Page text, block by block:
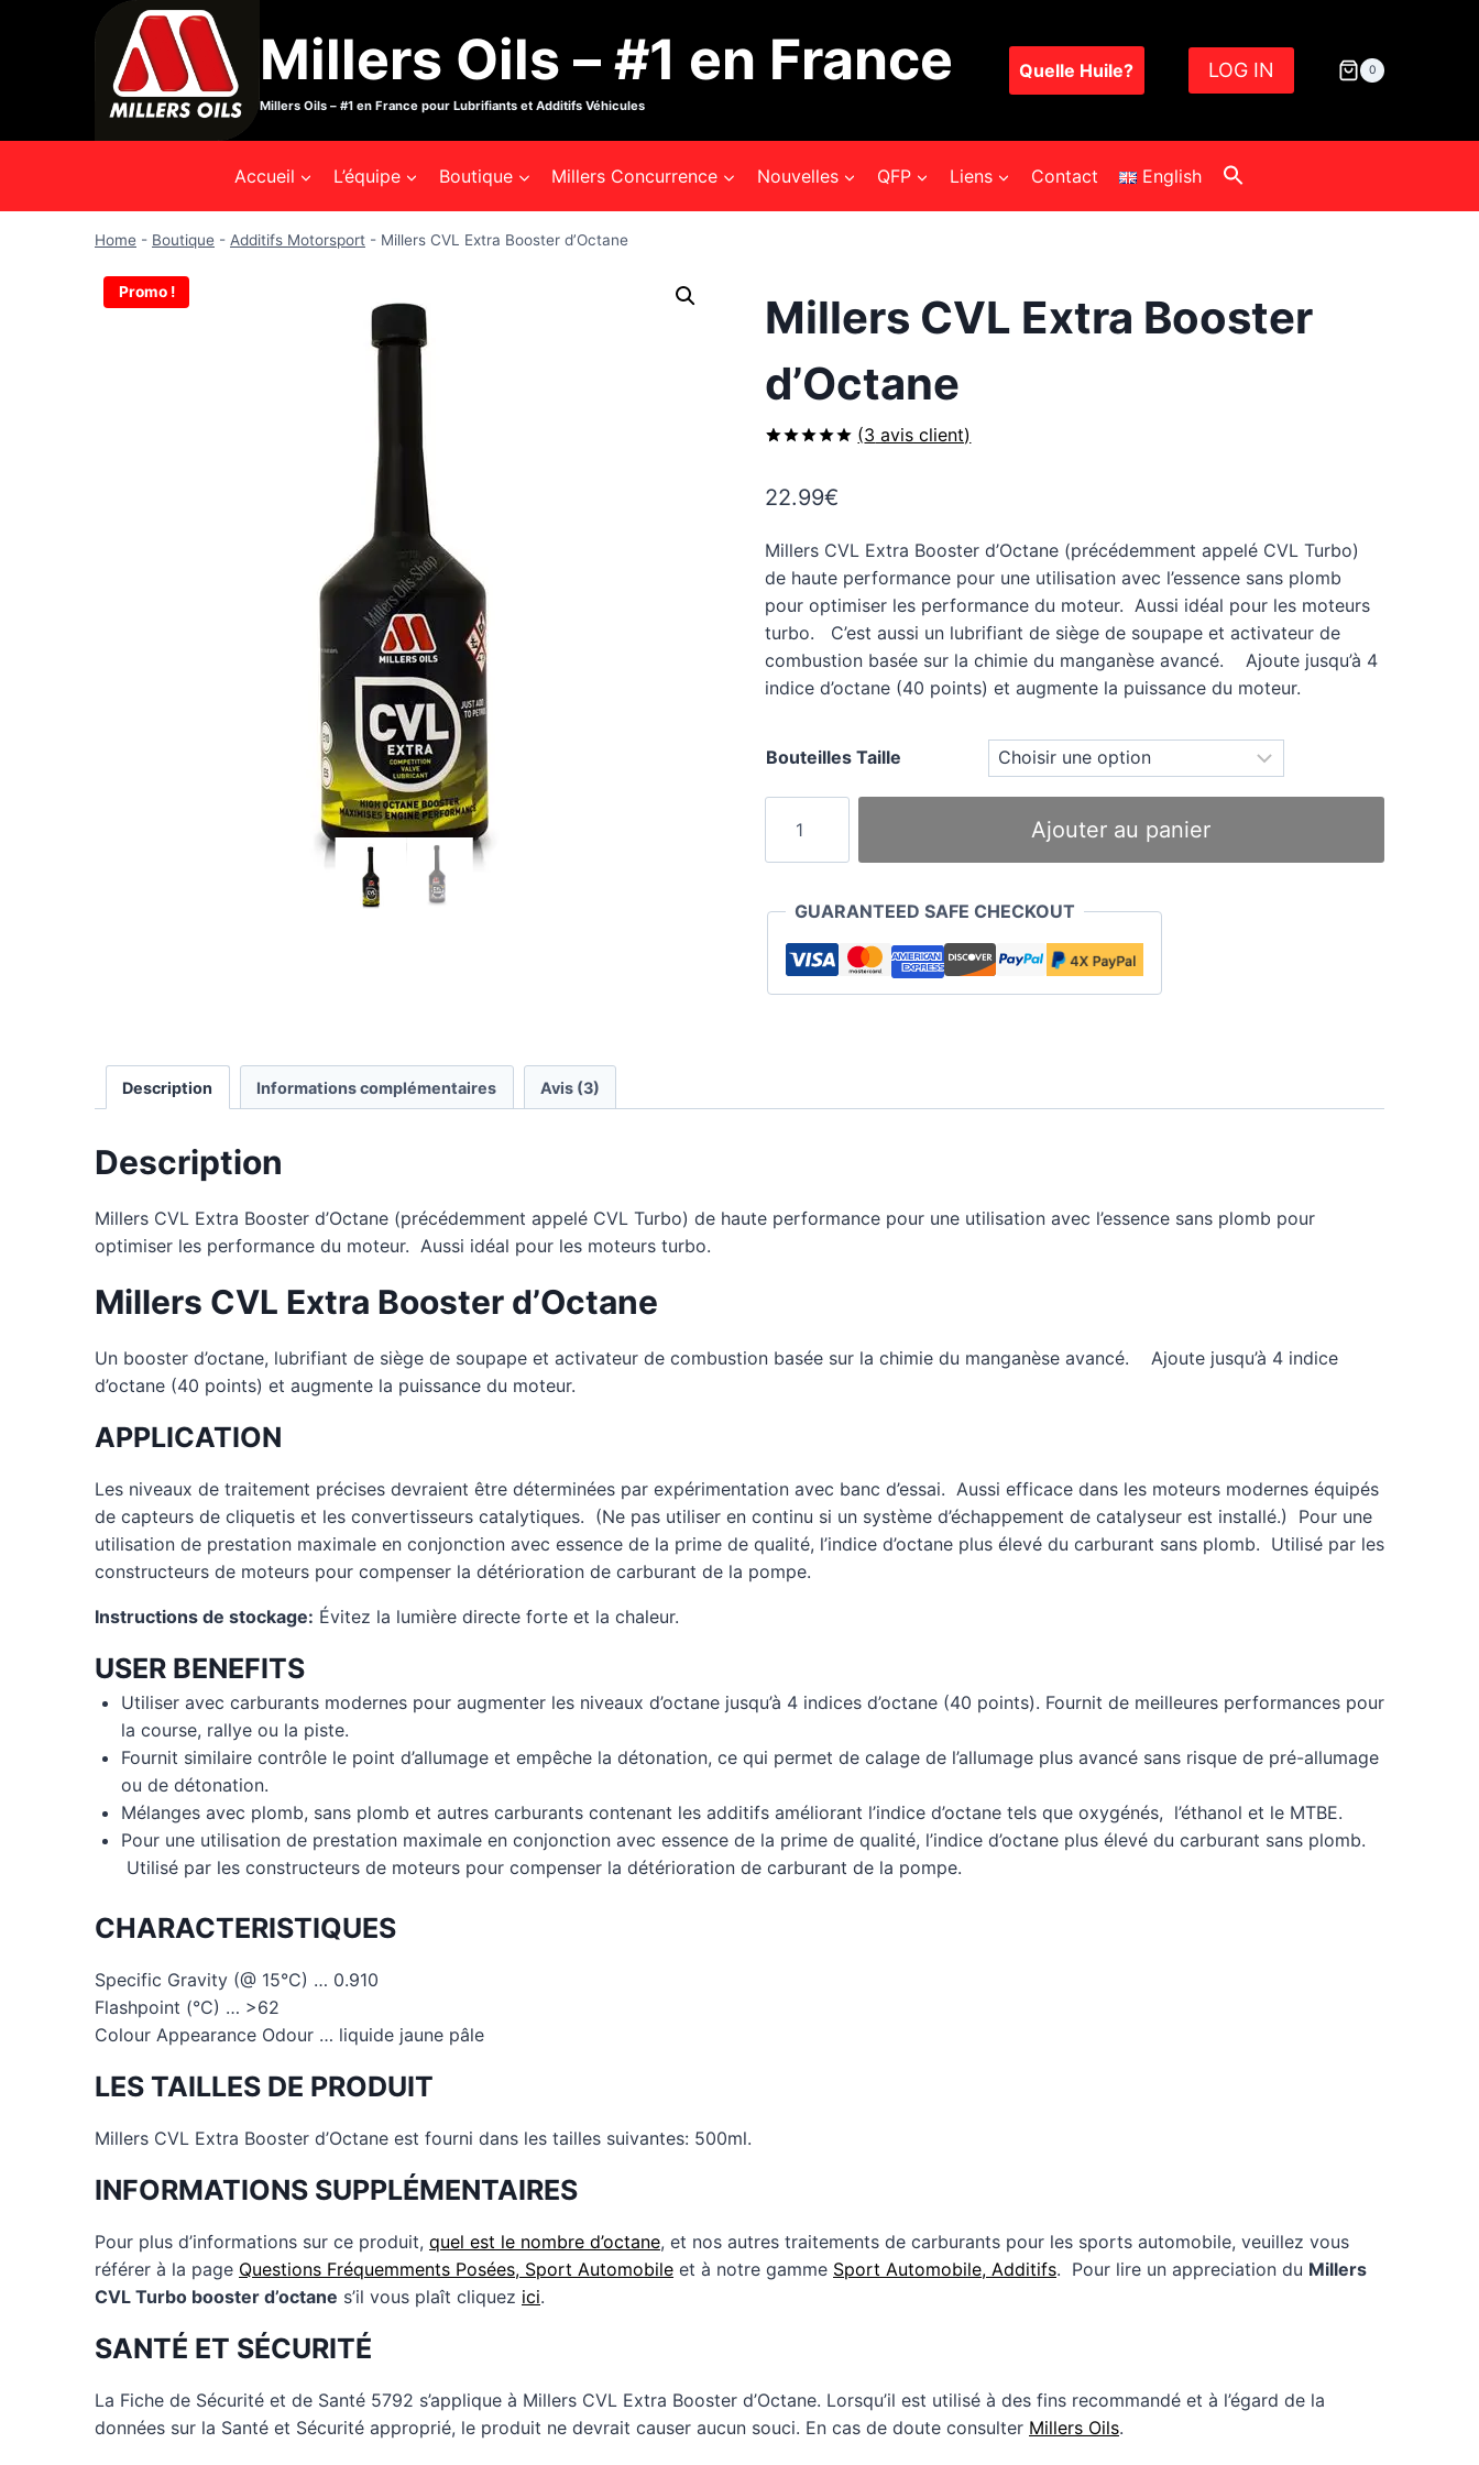
Millers Oils – #1 en France
Millers Oils – #1 en France pour Lubrifiants et Additifs Véhicules
Quelle Huile? LOG IN 0
Accueil L’équipe Boutique Millers Concurrence Nouvelles QFP Liens Contact English
Home - Boutique - Additifs Motorsport - Millers CVL Extra Booster d’Octane
Promo !
Millers CVL Extra Booster
d’Octane
sur
(3 avis client)
22.99€
Millers CVL Extra Booster d’Octane (précédemment appelé CVL Turbo)
de haute performance pour une utilisation avec l’essence sans plomb
pour optimiser les performance du moteur. Aussi idéal pour les moteurs
turbo. C’est aussi un lubrifiant de siège de soupape et activateur de
combustion basée sur la chimie du manganèse avancé. Ajoute jusqu’à 4
indice d’octane (40 points) et augmente la puissance du moteur.
Bouteilles Taille
Millers
Extra
Booster
d'Octane
Ajouter au panier
GUARANTEED SAFE CHECKOUT
Description Informations complémentaires Avis (3)
Description
Millers CVL Extra Booster d’Octane (précédemment appelé CVL Turbo) de haute performance pour une utilisation avec l’essence sans plomb pour
optimiser les performance du moteur. Aussi idéal pour les moteurs turbo.
Millers CVL Extra Booster d’Octane
Un booster d’octane, lubrifiant de siège de soupape et activateur de combustion basée sur la chimie du manganèse avancé. Ajoute jusqu’à 4 indice
d’octane (40 points) et augmente la puissance du moteur.
APPLICATION
Les niveaux de traitement précises devraient être déterminées par expérimentation avec banc d’essai. Aussi efficace dans les moteurs modernes équipés
de capteurs de cliquetis et les convertisseurs catalytiques. (Ne pas utiliser en continu si un système d’échappement de catalyseur est installé.) Pour une
utilisation de prestation maximale en conjonction avec essence de la prime de qualité, l’indice d’octane plus élevé du carburant sans plomb. Utilisé par les
constructeurs de moteurs pour compenser la détérioration de carburant de la pompe.
Instructions de stockage: Évitez la lumière directe forte et la chaleur.
USER BENEFITS
Utiliser avec carburants modernes pour augmenter les niveaux d’octane jusqu’à 4 indices d’octane (40 points). Fournit de meilleures performances pour
la course, rallye ou la piste.
Fournit similaire contrôle le point d’allumage et empêche la détonation, ce qui permet de calage de l’allumage plus avancé sans risque de pré-allumage
ou de détonation.
Mélanges avec plomb, sans plomb et autres carburants contenant les additifs améliorant l’indice d’octane tels que oxygénés, l’éthanol et le MTBE.
Pour une utilisation de prestation maximale en conjonction avec essence de la prime de qualité, l’indice d’octane plus élevé du carburant sans plomb.
Utilisé par les constructeurs de moteurs pour compenser la détérioration de carburant de la pompe.
CHARACTERISTIQUES
Specific Gravity (@ 15°C) … 0.910
Flashpoint (°C) … >62
Colour Appearance Odour … liquide jaune pâle
LES TAILLES DE PRODUIT
Millers CVL Extra Booster d’Octane est fourni dans les tailles suivantes: 500ml.
INFORMATIONS SUPPLÉMENTAIRES
Pour plus d’informations sur ce produit, quel est le nombre d’octane, et nos autres traitements de carburants pour les sports automobile, veuillez vous
référer à la page Questions Fréquemments Posées, Sport Automobile et à notre gamme Sport Automobile, Additifs. Pour lire un appreciation du Millers
CVL Turbo booster d’octane s’il vous plaît cliquez ici.
SANTÉ ET SÉCURITÉ
La Fiche de Sécurité et de Santé 5792 s’applique à Millers CVL Extra Booster d’Octane. Lorsqu’il est utilisé à des fins recommandé et à l’égard de la
données sur la Santé et Sécurité approprié, le produit ne devrait causer aucun souci. En cas de doute consulter Millers Oils.